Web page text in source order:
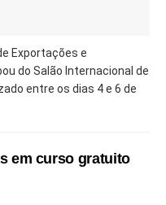
Exportações e
do Salão Internacional de
entre os dias 4 e 6 de
em curso gratuito